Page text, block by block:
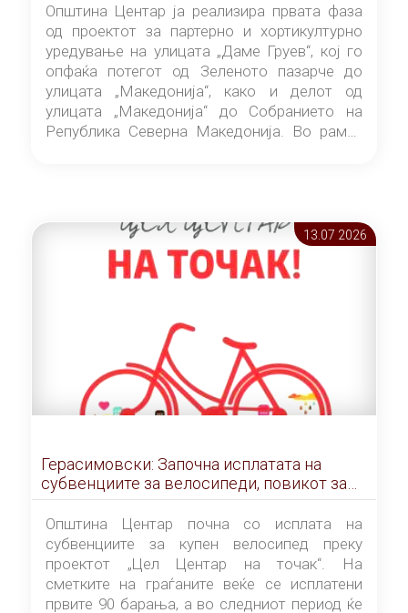
Општина Центар ја реализира првата фаза
од проектот за партерно и хортикултурно
уредување на улицата „Даме Груев“, кој го
опфаќа потегот од Зеленото пазарче до
улицата „Македонија“, како и делот од
улицата „Македонија“ до Собранието на
Република Северна Македонија. Во рамки
поуреден изглед.
13.07 2026
Герасимовски: Започна исплатата на
субвенциите за велосипеди, повикот за
дополнителна опрема е сè уште активен
Општина Центар почна со исплата на
субвенциите за купен велосипед преку
проектот „Цел Центар на точак“. На
сметките на граѓаните веќе се исплатени
првите 90 барања, а во следниот период ќе